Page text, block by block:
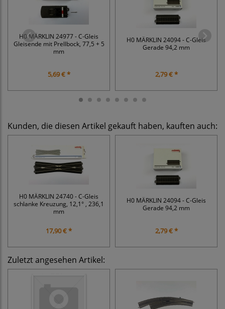
H0 MÄRKLIN 24977 - C-Gleis
Gleisende mit Prellbock, 77,5 + 5
mm
5,69 € *
H0 MÄRKLIN 24094 - C-Gleis
Gerade 94,2 mm
2,79 € *
Kunden, die diesen Artikel gekauft haben, kauften auch:
H0 MÄRKLIN 24740 - C-Gleis
schlanke Kreuzung, 12,1° , 236,1
mm
17,90 € *
H0 MÄRKLIN 24094 - C-Gleis
Gerade 94,2 mm
2,79 € *
Zuletzt angesehen Artikel: